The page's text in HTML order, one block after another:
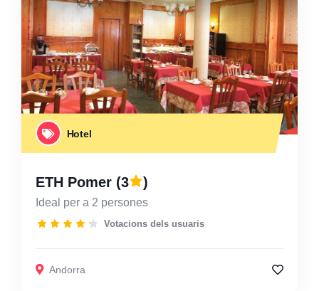
Hotel
ETH Pomer (3 )
Ideal per a 2 persones
Votacions dels usuaris
Andorra